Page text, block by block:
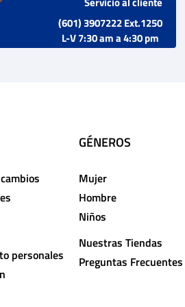
(601) 3907222 Ext.1250
L-V 7:30 am a 4:30 pm
personales
GÉNEROS
Mujer
Hombre
Niños
Nuestras Tiendas
Preguntas Frecuentes